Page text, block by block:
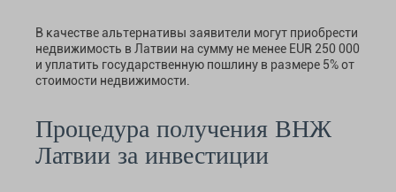
В качестве альтернативы заявители могут приобрести
недвижимость в Латвии на сумму не менее EUR 250 000
и уплатить государственную пошлину в размере 5% от
стоимости недвижимости.
Процедура получения ВНЖ
Латвии за инвестиции